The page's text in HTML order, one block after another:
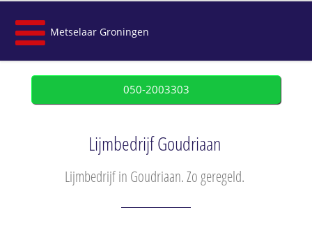
Metselaar Groningen
050-2003303
Lijmbedrijf Goudriaan
Lijmbedrijf in Goudriaan. Zo geregeld.